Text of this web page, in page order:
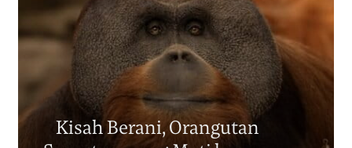
Populasi Orangutan
Sumatera Berkurang 2.700
Individu dalam Satu Dekade?
Kisah Berani, Orangutan